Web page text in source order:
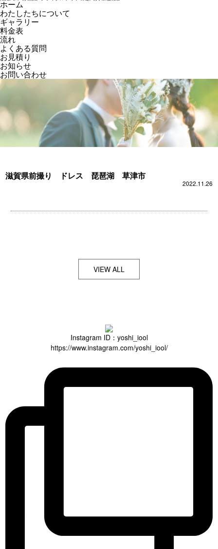
ホーム
わたしたちについて
ギャラリー
料金表
流れ
よくある質問
お見積り
お知らせ
お問い合わせ
滋賀県前撮り ドレス 琵琶湖 草津市
2022.11.26
VIEW ALL
Instagram ID：yoshi_iool
https://www.instagram.com/yoshi_iool/